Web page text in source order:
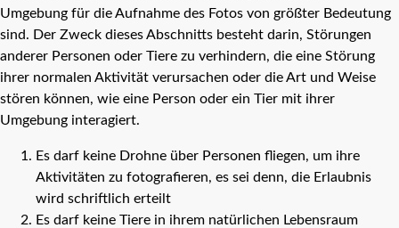
Umgebung für die Aufnahme des Fotos von größter Bedeutung
sind. Der Zweck dieses Abschnitts besteht darin, Störungen
anderer Personen oder Tiere zu verhindern, die eine Störung
ihrer normalen Aktivität verursachen oder die Art und Weise
stören können, wie eine Person oder ein Tier mit ihrer
Umgebung interagiert.
Es darf keine Drohne über Personen fliegen, um ihre
Aktivitäten zu fotografieren, es sei denn, die Erlaubnis
wird schriftlich erteilt
Es darf keine Tiere in ihrem natürlichen Lebensraum